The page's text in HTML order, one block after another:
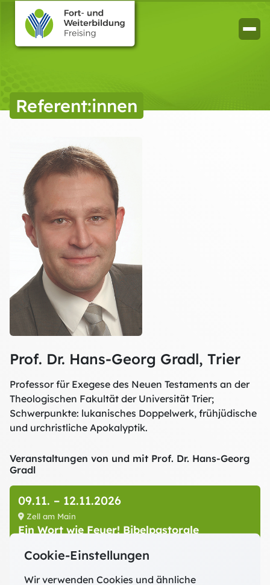
Referent:innen
Prof. Dr. Hans-Georg Gradl, Trier
Professor für Exegese des Neuen Testaments an der
Theologischen Fakultät der Universität Trier;
Schwerpunkte: lukanisches Doppelwerk, frühjüdische
und urchristliche Apokalyptik.
Veranstaltungen von und mit Prof. Dr. Hans-Georg
Gradl
09.11. – 12.11.2026
Zell am Main
Ein Wort wie Feuer! Bibelpastorale
Referent:innen
Cookie-Einstellungen
Wir verwenden Cookies und ähnliche